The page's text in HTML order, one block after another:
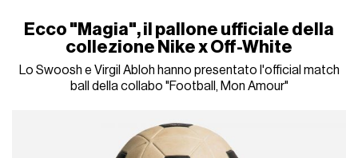
Ecco "Magia", il pallone ufficiale della
collezione Nike x Off-White
Lo Swoosh e Virgil Abloh hanno presentato l'official match
ball della collabo "Football, Mon Amour"